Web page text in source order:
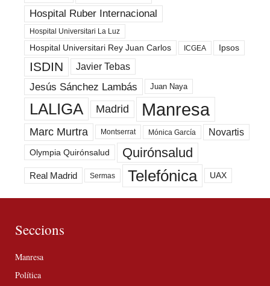
Hospital Ruber Internacional
Hospital Universitari La Luz
Hospital Universitari Rey Juan Carlos ICGEA Ipsos
ISDIN Javier Tebas
Jesús Sánchez Lambás Juan Naya
LALIGA Madrid Manresa
Marc Murtra Montserrat Mónica García Novartis
Olympia Quirónsalud Quirónsalud
Real Madrid Sermas Telefónica UAX
Seccions
Manresa
Política